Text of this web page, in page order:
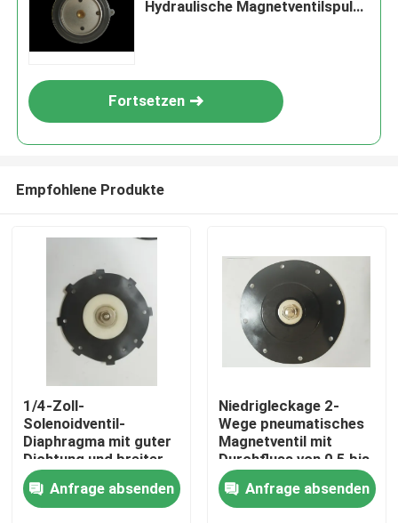
Hydraulische Magnetventilspule
Fortsetzen
Empfohlene Produkte
1/4-Zoll-
Solenoidventil-
Diaphragma mit guter
Dichtung und breiter
Verbindung
Größenbereich 1/4-
Zoll bis 2-Zoll für
Anfrage absenden
Niedrigleckage 2-
Wege pneumatisches
Magnetventil mit
Durchfluss von 0,5 bis
5 Lmin im
pneumatischen
System
Anfrage absenden